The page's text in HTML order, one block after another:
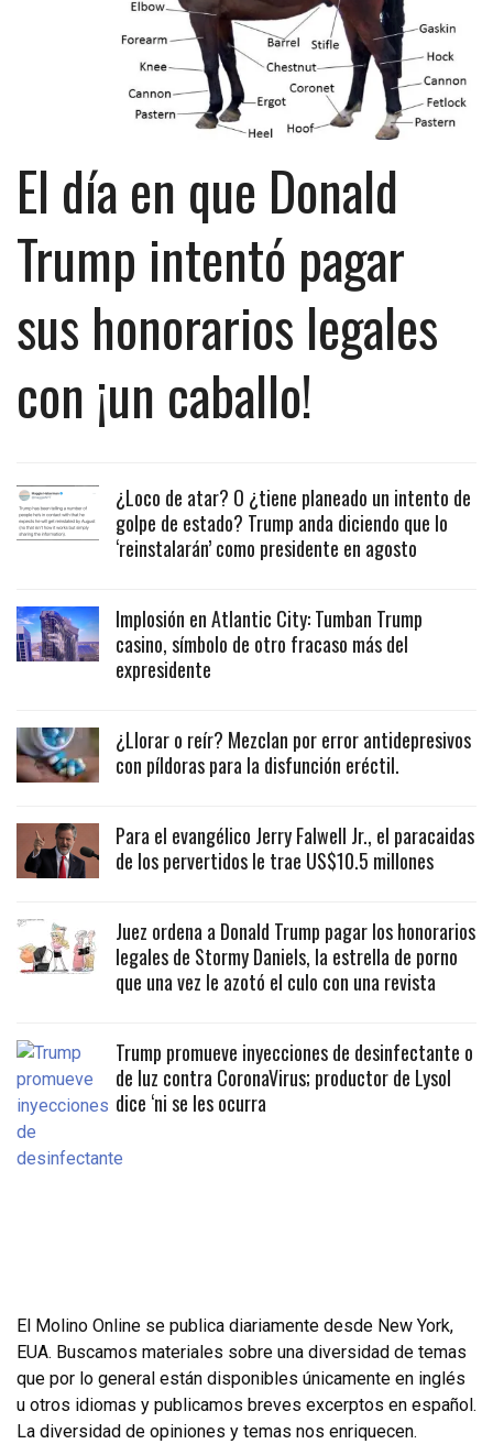
El día en que Donald
Trump intentó pagar
sus honorarios legales
con ¡un caballo!
¿Loco de atar? O ¿tiene planeado un intento de
golpe de estado? Trump anda diciendo que lo
‘reinstalarán’ como presidente en agosto
Implosión en Atlantic City: Tumban Trump
casino, símbolo de otro fracaso más del
expresidente
¿Llorar o reír? Mezclan por error antidepresivos
con píldoras para la disfunción eréctil.
Para el evangélico Jerry Falwell Jr., el paracaidas
de los pervertidos le trae US$10.5 millones
Juez ordena a Donald Trump pagar los honorarios
legales de Stormy Daniels, la estrella de porno
que una vez le azotó el culo con una revista
Trump promueve inyecciones de desinfectante o
de luz contra CoronaVirus; productor de Lysol
dice ‘ni se les ocurra
El Molino Online se publica diariamente desde New York,
EUA. Buscamos materiales sobre una diversidad de temas
que por lo general están disponibles únicamente en inglés
u otros idiomas y publicamos breves excerptos en español.
La diversidad de opiniones y temas nos enriquecen.